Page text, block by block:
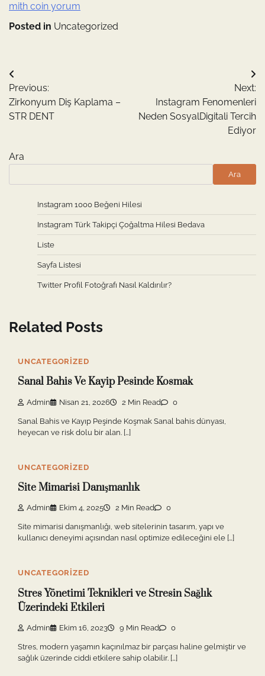
mith coin yorum
Posted in Uncategorized
Yazı
gezinmesi
Previous:
Zirkonyum Diş Kaplama –
STR DENT
Next:
Instagram Fenomenleri
Neden SosyalDigitali Tercih
Ediyor
Ara
Ara
Instagram 1000 Beğeni Hilesi
Instagram Türk Takipçi Çoğaltma Hilesi Bedava
Liste
Sayfa Listesi
Twitter Profil Fotoğrafı Nasıl Kaldırılır?
Related Posts
UNCATEGORIZED
Sanal Bahis Ve Kayip Pesinde Kosmak
Admin Nisan 21, 2026 2 Min Read 0
Sanal Bahis ve Kayıp Peşinde Koşmak Sanal bahis dünyası,
heyecan ve risk dolu bir alan. […]
UNCATEGORIZED
Site Mimarisi Danışmanlık
Admin Ekim 4, 2025 2 Min Read 0
Site mimarisi danışmanlığı, web sitelerinin tasarım, yapı ve
kullanıcı deneyimi açısından nasıl optimize edileceğini ele […]
UNCATEGORIZED
Stres Yönetimi Teknikleri ve Stresin Sağlık
Üzerindeki Etkileri
Admin Ekim 16, 2023 9 Min Read 0
Stres, modern yaşamın kaçınılmaz bir parçası haline gelmiştir ve
sağlık üzerinde ciddi etkilere sahip olabilir. […]